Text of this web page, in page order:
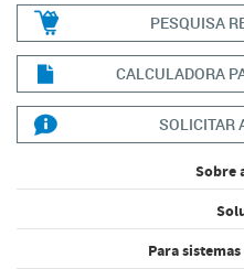
PESQUISA
CALCULADORA
SOLICITAR
Sobre
Para